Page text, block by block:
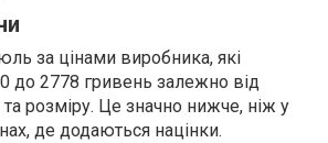
за цінами виробника, які
до 2778 гривень залежно від
та розміру. Це значно нижче, ніж у
де додаються націнки.